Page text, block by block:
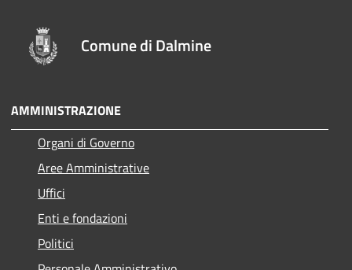
Comune di Dalmine
AMMINISTRAZIONE
Organi di Governo
Aree Amministrative
Uffici
Enti e fondazioni
Politici